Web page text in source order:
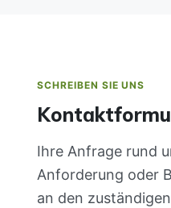
SCHREIBEN SIE UNS
Ihre Anfrage rund
Anforderung oder
an den